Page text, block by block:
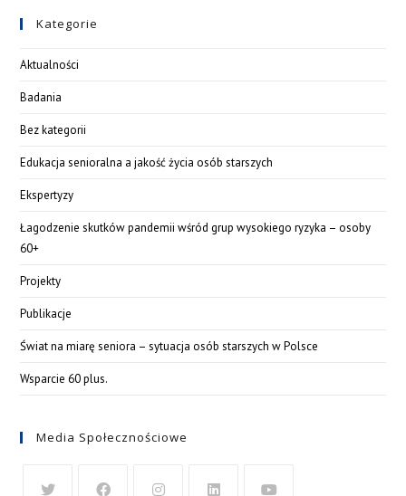
Kategorie
Aktualności
Badania
Bez kategorii
Edukacja senioralna a jakość życia osób starszych
Ekspertyzy
Łagodzenie skutków pandemii wśród grup wysokiego ryzyka – osoby
60+
Projekty
Publikacje
Świat na miarę seniora – sytuacja osób starszych w Polsce
Wsparcie 60 plus.
Media Społecznościowe